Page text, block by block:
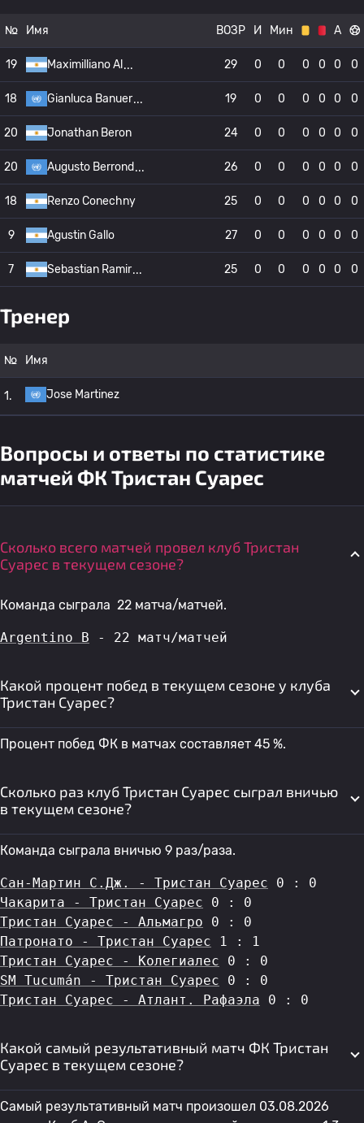
№ Имя ВОЗР И Мин А
19 Maximilliano Al 29 0 0 0 0 0 0
18 Gianluca Banuer 19 0 0 0 0 0 0
20 Jonathan Beron 24 0 0 0 0 0 0
20 Augusto Berrond 26 0 0 0 0 0 0
18 Renzo Conechny 25 0 0 0 0 0 0
9 Agustin Gallo 27 0 0 0 0 0 0
7 Sebastian Ramir 25 0 0 0 0 0 0
Тренер
№ Имя
1. Jose Martinez
Вопросы и ответы по статистике
матчей ФК Тристан Суарес
Сколько всего матчей провел клуб Тристан
Суарес в текущем сезоне?
Команда сыграла 22 матча/матчей.
Argentino B - 22 матч/матчей
Какой процент побед в текущем сезоне у клуба
Тристан Суарес?
Процент побед ФК в матчах составляет 45 %.
Сколько раз клуб Тристан Суарес сыграл вничью
в текущем сезоне?
Команда сыграла вничью 9 раз/раза.
Сан-Мартин С.Дж. - Тристан Суарес 0 : 0
Чакарита - Тристан Суарес 0 : 0
Тристан Суарес - Альмагро 0 : 0
Патронато - Тристан Суарес 1 : 1
Тристан Суарес - Колегиалес 0 : 0
SM Tucumán - Тристан Суарес 0 : 0
Тристан Суарес - Атлант. Рафаэла 0 : 0
Какой самый результативный матч ФК Тристан
Суарес в текущем сезоне?
Самый результативный матч произошел 03.08.2026